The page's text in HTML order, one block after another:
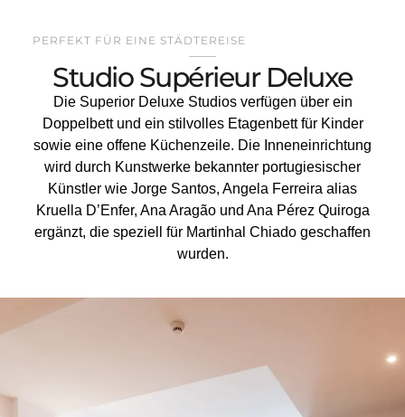
PERFEKT FÜR EINE STÄDTEREISE
Studio Supérieur Deluxe
Die Superior Deluxe Studios verfügen über ein
Doppelbett und ein stilvolles Etagenbett für Kinder
sowie eine offene Küchenzeile. Die Inneneinrichtung
wird durch Kunstwerke bekannter portugiesischer
Künstler wie Jorge Santos, Angela Ferreira alias
Kruella D’Enfer, Ana Aragão und Ana Pérez Quiroga
ergänzt, die speziell für Martinhal Chiado geschaffen
wurden.